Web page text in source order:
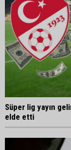
Süper lig yayın
elde etti